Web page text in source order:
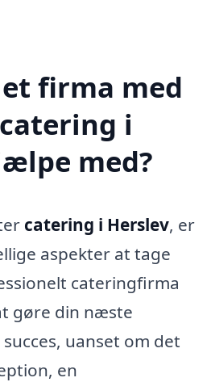
firma med
i
med?
catering i Herslev, er
aspekter at tage
cateringfirma
gøre din næste
uanset om det
en